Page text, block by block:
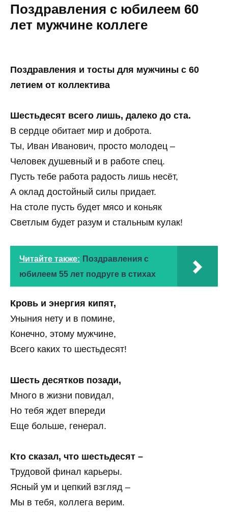
Поздравления с юбилеем 60
лет мужчине коллеге
Поздравления и тосты для мужчины с 60
летием от коллектива
Шестьдесят всего лишь, далеко до ста.
В сердце обитает мир и доброта.
Ты, Иван Иванович, просто молодец –
Человек душевный и в работе спец.
Пусть тебе работа радость лишь несёт,
А оклад достойный силы придает.
На столе пусть будет мясо и коньяк
Светлым будет разум и стальным кулак!
Читайте также: Поздравления с
юбилеем 55 лет подруге в стихах
Кровь и энергия кипят,
Уныния нету и в помине,
Конечно, этому мужчине,
Всего каких то шестьдесят!
Шесть десятков позади,
Много в жизни повидал,
Но тебя ждет впереди
Еще больше, генерал.
Кто сказал, что шестьдесят –
Трудовой финал карьеры.
Ясный ум и цепкий взгляд –
Мы в тебя, коллега верим.